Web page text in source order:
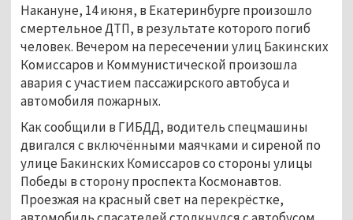
Накануне, 14 июня, в Екатеринбурге произошло
смертельное ДТП, в результате которого погиб
человек. Вечером на пересечении улиц Бакинских
Комиссаров и Коммунистической произошла
авария с участием пассажирского автобуса и
автомобиля пожарных.
Как сообщили в ГИБДД, водитель спецмашины
двигался с включёнными маячками и сиреной по
улице Бакинских Комиссаров со стороны улицы
Победы в сторону проспекта Космонавтов.
Проезжая на красный свет на перекрёстке,